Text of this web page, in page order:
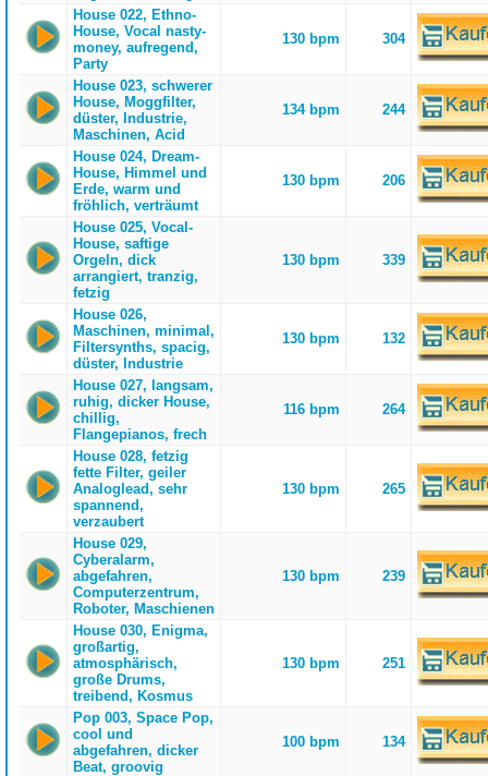
House 022, Ethno-
House, Vocal nasty-
money, aufregend,
Party
130 bpm 304
House 023, schwerer
House, Moggfilter,
düster, Industrie,
Maschinen, Acid
134 bpm 244
House 024, Dream-
House, Himmel und
Erde, warm und
fröhlich, verträumt
130 bpm 206
House 025, Vocal-
House, saftige
Orgeln, dick
arrangiert, tranzig,
fetzig
130 bpm 339
House 026,
Maschinen, minimal,
Filtersynths, spacig,
düster, Industrie
130 bpm 132
House 027, langsam,
ruhig, dicker House,
chillig,
Flangepianos, frech
116 bpm 264
House 028, fetzig
fette Filter, geiler
Analoglead, sehr
spannend,
verzaubert
130 bpm 265
House 029,
Cyberalarm,
abgefahren,
Computerzentrum,
Roboter, Maschienen
130 bpm 239
House 030, Enigma,
großartig,
atmosphärisch,
große Drums,
treibend, Kosmus
130 bpm 251
Pop 003, Space Pop,
cool und
abgefahren, dicker
Beat, groovig
100 bpm 134